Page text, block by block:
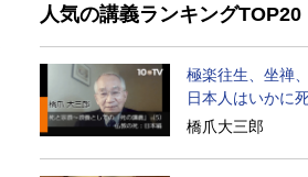
人気の講義ランキングTOP20
極楽往生、坐禅
日本人はいかに
えるか
橋爪大三郎